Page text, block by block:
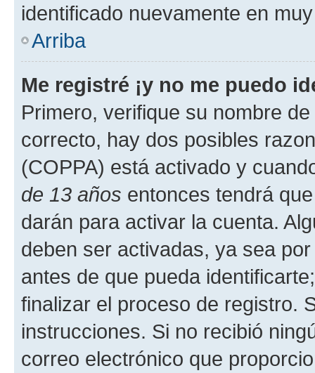
identificado nuevamente en
Arriba
Me registré ¡y no me puedo
Primero, verifique su nombre
correcto, hay dos posibles
(COPPA) está activado y
de 13 años entonces tendrá
darán para activar la cuenta.
deben ser activadas, ya sea
antes de que pueda
finalizar el proceso de registro.
instrucciones. Si no recibió
correo electrónico que